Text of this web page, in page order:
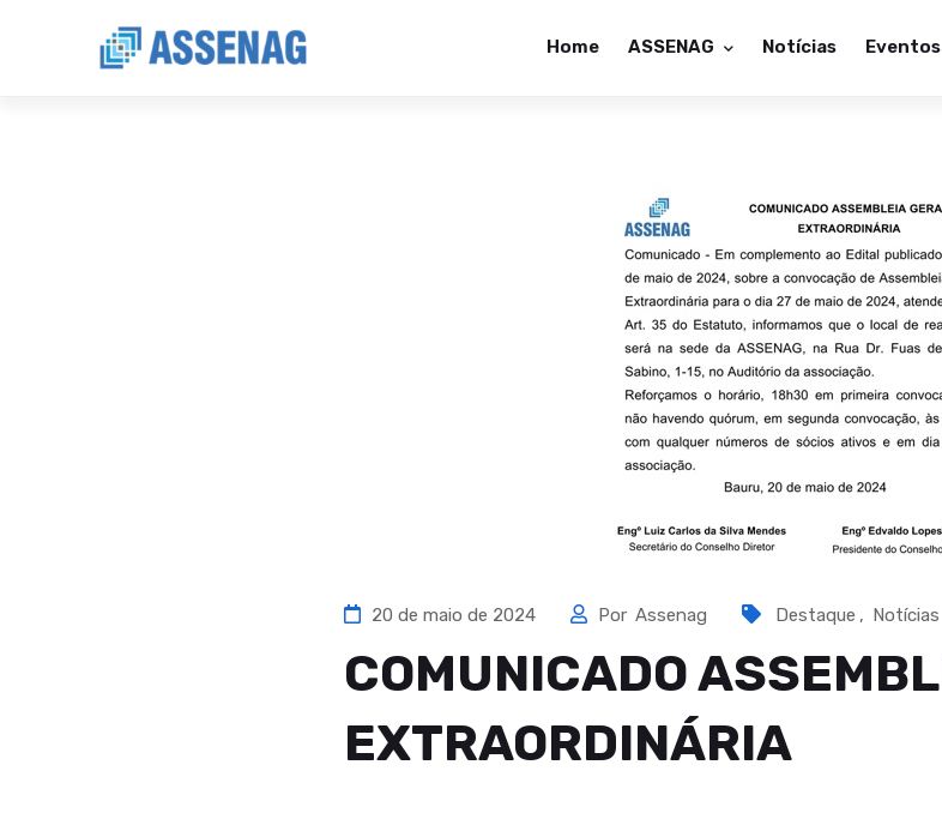
Home ASSENAG Notícias Eventos
20 de maio de 2024 Por Assenag Destaque , Notícias
COMUNICADO
EXTRAORDINÁRIA